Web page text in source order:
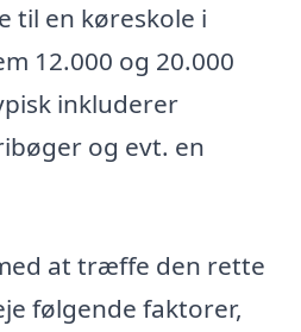
til en køreskole i
12.000 og 20.000
inkluderer
og evt. en
at træffe den rette
følgende faktorer,